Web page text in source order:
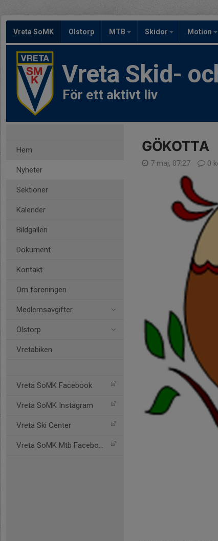
Vreta SoMK Olstorp MTB Skidor Motion
Vreta Skid-
För ett aktivt liv
Hem
Nyheter
Sektioner
Kalender
Bildgalleri
Dokument
Kontakt
Om föreningen
Medlemsavgifter
Olstorp
Vretabiken
Vreta SoMK Facebook
Vreta SoMK Instagram
Vreta Ski Center
Vreta SoMK Mtb Facebook
GÖKOTTA
7 maj, 07:27 0